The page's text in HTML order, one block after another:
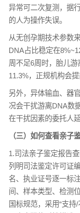
异常可二次复测，据
的人为操作失误。
从无创孕期技术参数
DNA占比稳定在
周不足6周时，胎儿
11.3%，正规机构会
另外，异体输血、器
况会干扰游离DNA数
在干扰因素的委托人
（三）如何查看亲子
1.司法亲子鉴定报告
列明司法鉴定许可证
名、执业证号逐一标
间、样本类型、检测
国标规范，采用“支持